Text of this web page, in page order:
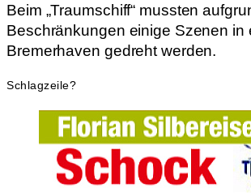
Beim „Traumschiff“ mussten
Beschränkungen einige Szenen in
Bremerhaven gedreht werden.
Schlagzeile?